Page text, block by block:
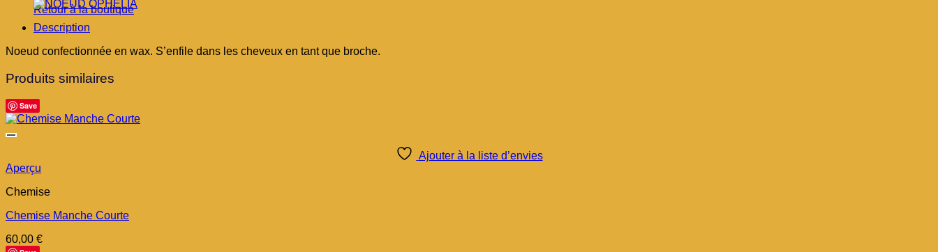
Retour à la boutique
Description
Noeud confectionnée en wax. S’enfile dans les cheveux en tant que broche.
Produits similaires
Save
Ajouter à la liste d’envies
Aperçu
Chemise
Chemise Manche Courte
60,00 €